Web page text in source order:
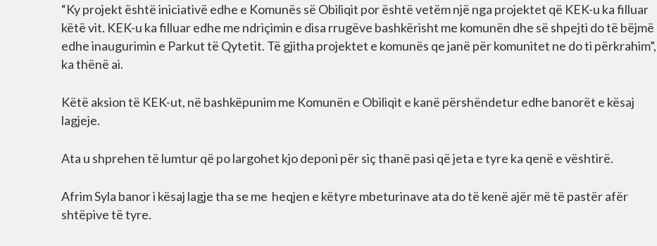
“Ky projekt është iniciativë edhe e Komunës së Obiliqit por është vetëm një nga projektet që KEK-u ka filluar
këtë vit. KEK-u ka filluar edhe me ndriçimin e disa rrugëve bashkërisht me komunën dhe së shpejti do të bëjmë
edhe inaugurimin e Parkut të Qytetit. Të gjitha projektet e komunës qe janë për komunitet ne do ti përkrahim”,
ka thënë ai.
Këtë aksion të KEK-ut, në bashkëpunim me Komunën e Obiliqit e kanë përshëndetur edhe banorët e kësaj
lagjeje.
Ata u shprehen të lumtur që po largohet kjo deponi për siç thanë pasi që jeta e tyre ka qenë e vështirë.
Afrim Syla banor i kësaj lagje tha se me heqjen e këtyre mbeturinave ata do të kenë ajër më të pastër afër
shtëpive të tyre.